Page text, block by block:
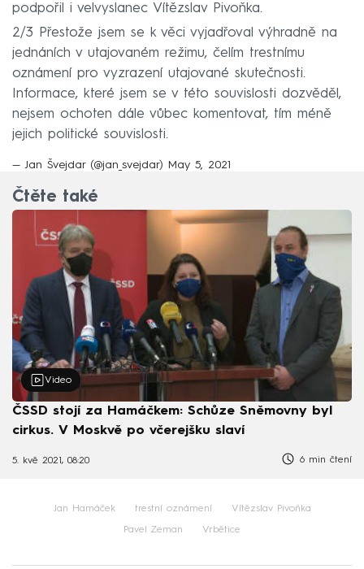
podpořil i velvyslanec Vítězslav Pivoňka.
2/3 Přestože jsem se k věci vyjadřoval výhradně na
jednáních v utajovaném režimu, čelím trestnímu
oznámení pro vyzrazení utajované skutečnosti.
Informace, které jsem se v této souvislosti dozvěděl,
nejsem ochoten dále vůbec komentovat, tím méně
jejich politické souvislosti.
— Jan Švejdar (@jan_svejdar) May 5, 2021
Čtěte také
Video
ČSSD stojí za Hamáčkem: Schůze Sněmovny byl
cirkus. V Moskvě po včerejšku slaví
5. kvě 2021, 08:20 6 min čtení
Jan Hamáček trestní oznámení Vítězslav Pivoňka
Pavel Zeman Vrbětice